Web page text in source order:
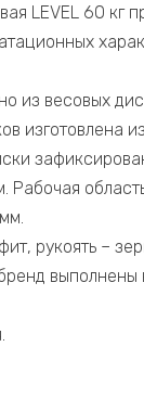
LEVEL 60 кг
из весовых
изготовлена
Рабочая
рукоять –